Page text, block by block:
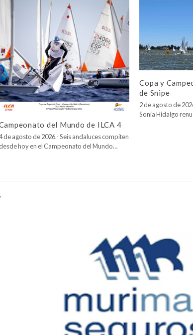
del Mundo de ILCA 4
de agosto de 2026.- Seis andaluces compiten
hoy en el Campeonato del Mundo…
Copa y
de Snipe
2 de agosto de
Sonia Hidalgo